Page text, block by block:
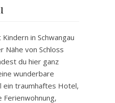
in Schwangau
Nähe von Schloss
du hier ganz
wunderbare
ein traumhaftes Hotel,
Ferienwohnung,